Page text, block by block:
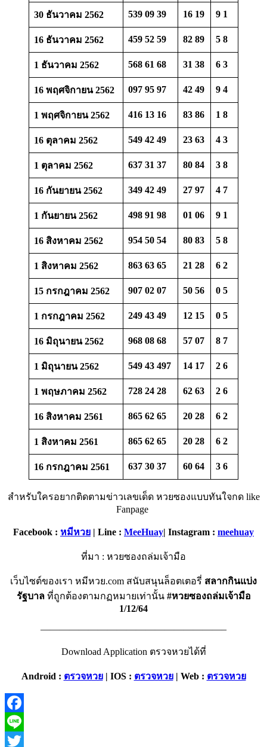
30 ธันวาคม 2562 539 09 39 16 19 9 1
16 ธันวาคม 2562 459 52 59 82 89 5 8
1 ธันวาคม 2562 568 61 68 31 38 6 3
16 พฤศจิกายน 2562 097 95 97 42 49 9 4
1 พฤศจิกายน 2562 416 13 16 83 86 1 8
16 ตุลาคม 2562 549 42 49 23 63 4 3
1 ตุลาคม 2562 637 31 37 80 84 3 8
16 กันยายน 2562 349 42 49 27 97 4 7
1 กันยายน 2562 498 91 98 01 06 9 1
16 สิงหาคม 2562 954 50 54 80 83 5 8
1 สิงหาคม 2562 863 63 65 21 28 6 2
15 กรกฎาคม 2562 907 02 07 50 56 0 5
1 กรกฎาคม 2562 249 43 49 12 15 0 5
16 มิถุนายน 2562 968 08 68 57 07 8 7
1 มิถุนายน 2562 549 43 497 14 17 2 6
1 พฤษภาคม 2562 728 24 28 62 63 2 6
16 สิงหาคม 2561 865 62 65 20 28 6 2
1 สิงหาคม 2561 865 62 65 20 28 6 2
16 กรกฎาคม 2561 637 30 37 60 64 3 6
สำหรับใครอยากติดตามข่าวเลขเด็ด หวยซองแบบทันใจกด like
Fanpage
Facebook : หมีหวย | Line : MeeHuay| Instagram : meehuay
ที่มา : หวยซองถล่มเจ้ามือ
เว็บไซต์ของเรา หมีหวย.com สนับสนุนล็อตเตอรี่ สลากกินแบ่ง
รัฐบาล ที่ถูกต้องตามกฏหมายเท่านั้น #หวยซองถล่มเจ้ามือ
1/12/64
———————————————————–
Download Application ตรวจหวยได้ที่
Android : ตรวจหวย| IOS : ตรวจหวย| Web : ตรวจหวย
Facebook
Line